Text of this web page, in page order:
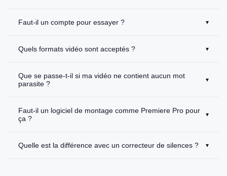
Faut-il un compte pour essayer ? ▾
Quels formats vidéo sont acceptés ? ▾
Que se passe-t-il si ma vidéo ne contient aucun mot
parasite ?
▾
Faut-il un logiciel de montage comme Premiere Pro pour
ça ?
▾
Quelle est la différence avec un correcteur de silences ? ▾